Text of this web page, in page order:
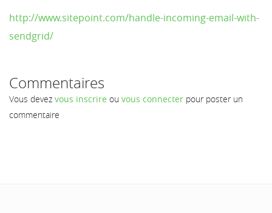
http://www.sitepoint.com/handle-incoming-email-with-
sendgrid/
Commentaires
Vous devez vous inscrire ou vous connecter pour poster un
commentaire